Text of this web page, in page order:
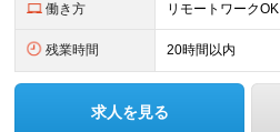
働き方 リモートワークOK
残業時間 20時間以内
求人を見る